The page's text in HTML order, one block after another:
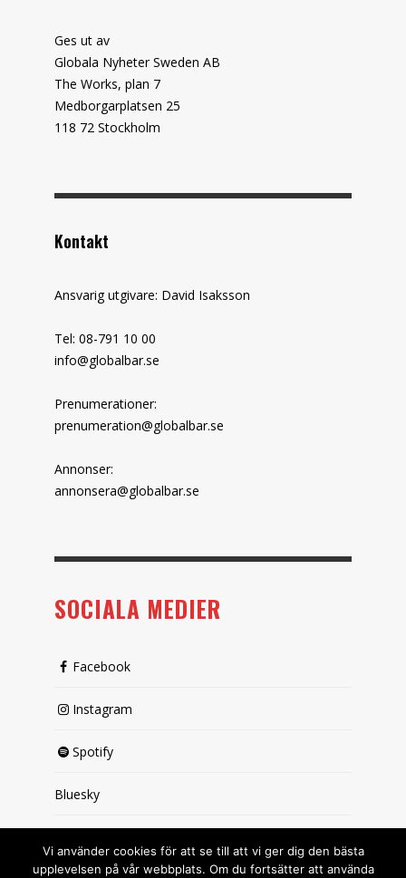
Ges ut av
Globala Nyheter Sweden AB
The Works, plan 7
Medborgarplatsen 25
118 72 Stockholm
Kontakt
Ansvarig utgivare: David Isaksson
Tel: 08-791 10 00
info@globalbar.se
Prenumerationer:
prenumeration@globalbar.se
Annonser:
annonsera@globalbar.se
SOCIALA MEDIER
Facebook
Instagram
Spotify
Bluesky
Vi använder cookies för att se till att vi ger dig den bästa
upplevelsen på vår webbplats. Om du fortsätter att använda